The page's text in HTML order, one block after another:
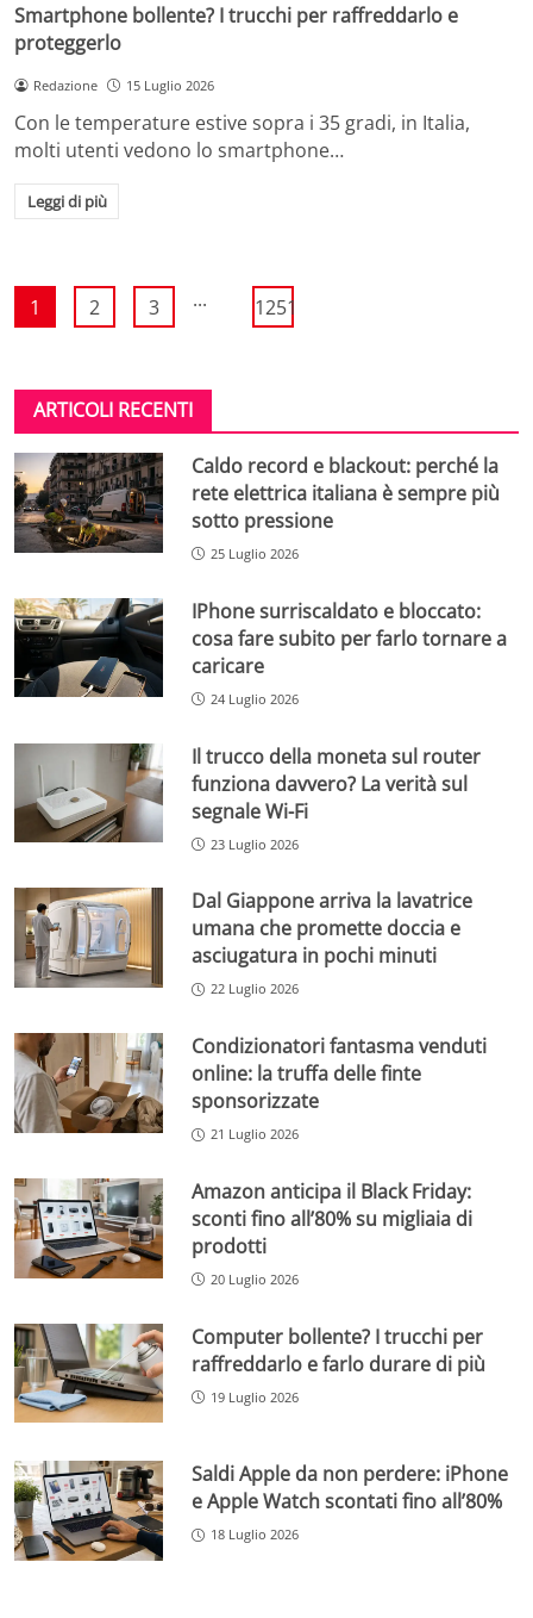
Smartphone bollente? I trucchi per raffreddarlo e
proteggerlo
Redazione 15 Luglio 2026
Con le temperature estive sopra i 35 gradi, in Italia,
molti utenti vedono lo smartphone…
Leggi di più
1 2 3 ... 1251
ARTICOLI RECENTI
Caldo record e blackout: perché la
rete elettrica italiana è sempre più
sotto pressione
25 Luglio 2026
IPhone surriscaldato e bloccato:
cosa fare subito per farlo tornare a
caricare
24 Luglio 2026
Il trucco della moneta sul router
funziona davvero? La verità sul
segnale Wi-Fi
23 Luglio 2026
Dal Giappone arriva la lavatrice
umana che promette doccia e
asciugatura in pochi minuti
22 Luglio 2026
Condizionatori fantasma venduti
online: la truffa delle finte
sponsorizzate
21 Luglio 2026
Amazon anticipa il Black Friday:
sconti fino all’80% su migliaia di
prodotti
20 Luglio 2026
Computer bollente? I trucchi per
raffreddarlo e farlo durare di più
19 Luglio 2026
Saldi Apple da non perdere: iPhone
e Apple Watch scontati fino all’80%
18 Luglio 2026